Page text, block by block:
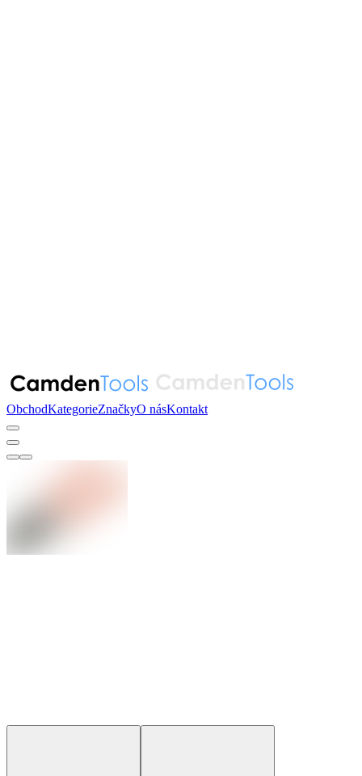
ObchodKategorieZnačkyO násKontakt